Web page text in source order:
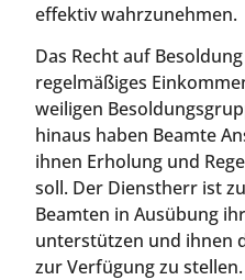
effektiv wahrzunehmen.
Das Recht auf
regelmäßiges
weiligen
hinaus haben Beamte
ihnen Erholung und
soll. Der Dienstherr ist
Beamten in Ausübung
unterstützen und ihnen
zur Verfügung zu stellen.